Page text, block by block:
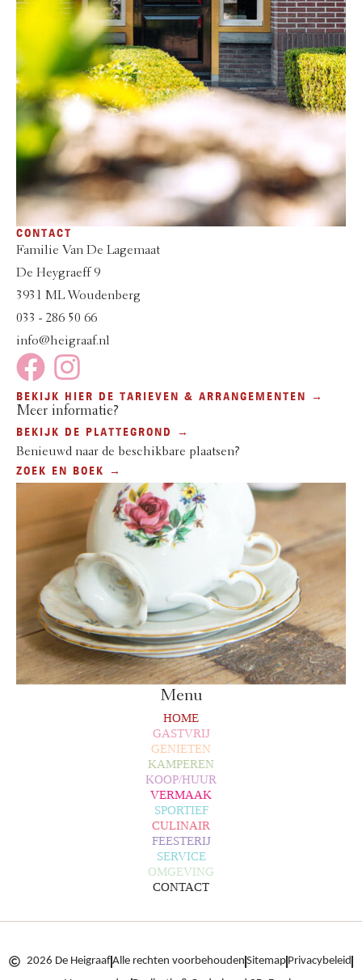
CONTACT
Familie Van De Lagemaat
De Heygraeff 9
3931 ML Woudenberg
033 - 286 50 66
info@heigraaf.nl
BEKIJK HIER DE TARIEVEN & ARRANGEMENTEN →
Meer informatie?
BEKIJK DE PLATTEGROND →
Benieuwd naar de beschikbare plaatsen?
ZOEK EN BOEK →
Menu
HOME
GASTVRIJ
GENIETEN
KAMPEREN
KOOP/HUUR
VERMAAK
SPORTIEF
CULINAIR
FEESTERIJ
SERVICE
OMGEVING
CONTACT
2026 De HeigraafAlle rechten voorbehouden Sitemap Privacybeleid